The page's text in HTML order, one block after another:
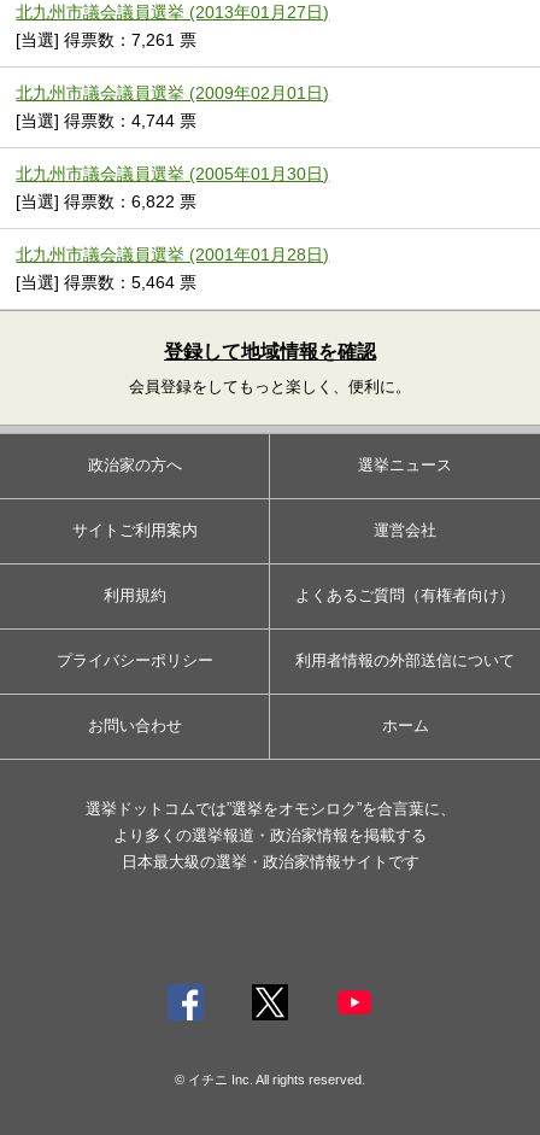
北九州市議会議員選挙 (2013年01月27日)
[当選] 得票数：7,261 票
北九州市議会議員選挙 (2009年02月01日)
[当選] 得票数：4,744 票
北九州市議会議員選挙 (2005年01月30日)
[当選] 得票数：6,822 票
北九州市議会議員選挙 (2001年01月28日)
[当選] 得票数：5,464 票
登録して地域情報を確認
会員登録をしてもっと楽しく、便利に。
政治家の方へ 選挙ニュース
サイトご利用案内 運営会社
利用規約 よくあるご質問（有権者向け）
プライバシーポリシー 利用者情報の外部送信について
お問い合わせ ホーム
選挙ドットコムでは”選挙をオモシロク”を合言葉に、
より多くの選挙報道・政治家情報を掲載する
日本最大級の選挙・政治家情報サイトです
© イチニ Inc. All rights reserved.